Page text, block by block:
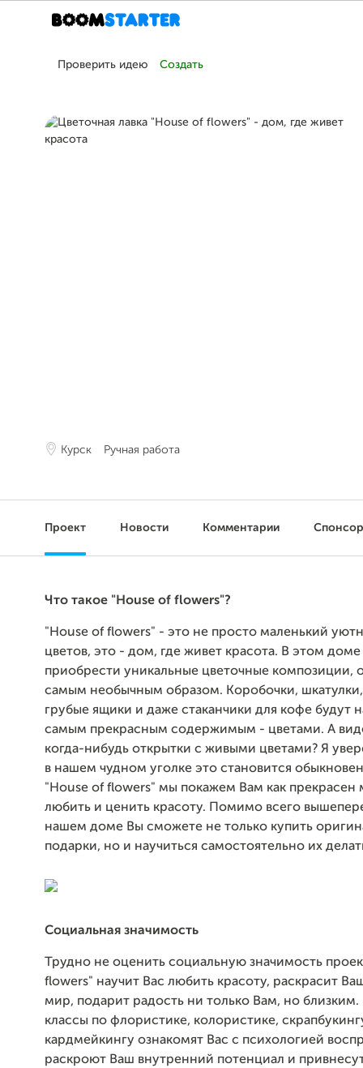
Проверить идею Создать
Курск Ручная работа
Проект Новости Комментарии
Что такое "House of flowers"?
"House of flowers" - это не просто маленький
цветов, это - дом, где живет красота. В этом
приобрести уникальные цветочные
самым необычным образом. Коробочки, шкатулки,
грубые ящики и даже стаканчики для кофе будут
самым прекрасным содержимым - цветами. А
когда-нибудь открытки с живыми цветами? Я
в нашем чудном уголке это становится
"House of flowers" мы покажем Вам как прекрасен
любить и ценить красоту. Помимо всего
нашем доме Вы сможете не только купить
подарки, но и научиться самостоятельно их
Социальная значимость
Трудно не оценить социальную значимость
flowers" научит Вас любить красоту, раскрасит
мир, подарит радость ни только Вам, но
классы по флористике, колористике,
кардмейкингу ознакомят Вас с психологией
раскроют Ваш внутренний потенциал и